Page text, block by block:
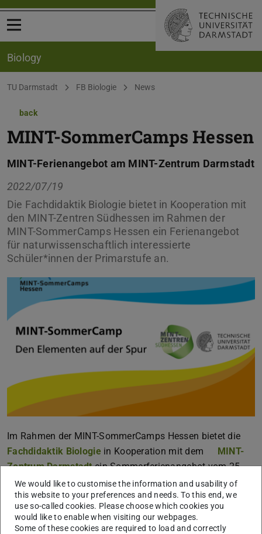
Open menu
Biology
You are here:
TU Darmstadt FB Biologie News
back
MINT-SommerCamps Hessen
MINT-Ferienangebot am MINT-Zentrum Darmstadt
2022/07/19
Die Fachdidaktik Biologie bietet in Kooperation mit
den MINT-Zentren Südhessen im Rahmen der
MINT-SommerCamps Hessen ein Ferienangebot
für naturwissenschaftlich interessierte
Schüler*innen der Primarstufe an.
Im Rahmen der MINT-SommerCamps Hessen bietet die
Fachdidaktik Biologiein Kooperation mit dem
MINT-
Zentrum Darmstadtein Sommerferienangebot vom 25.
bis zum 29. Juli für Schüler*innen der 3. und 4.
Jahrgangsstufe an. Die Schüler*innen versetzen sich
dabei in die Rolle von Forscher*innen, die
Forschungsfragen zu verschiedenen Phänomenen aus der
We would like to customise the information and usability of
this website to your preferences and needs. To this end, we
use so-called cookies. Please choose which cookies you
would like to enable when visiting our webpages.
Some of these cookies are required to load and correctly